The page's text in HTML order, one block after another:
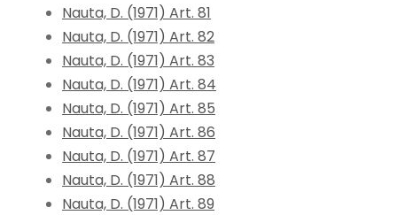
Nauta, D. (1971) Art. 81
Nauta, D. (1971) Art. 82
Nauta, D. (1971) Art. 83
Nauta, D. (1971) Art. 84
Nauta, D. (1971) Art. 85
Nauta, D. (1971) Art. 86
Nauta, D. (1971) Art. 87
Nauta, D. (1971) Art. 88
Nauta, D. (1971) Art. 89